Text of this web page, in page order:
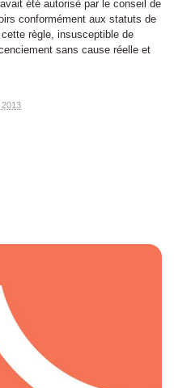
été autorisé par le conseil de
conformément aux statuts de
règle, insusceptible de
sans cause réelle et